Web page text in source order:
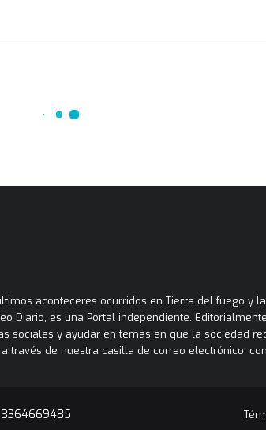
aconteceres ocurridos en Tierra del fuego y
es una Portal independiente.
y ayudar en temas en que la sociedad
de nuestra casilla de correo electrónico:
3364669485